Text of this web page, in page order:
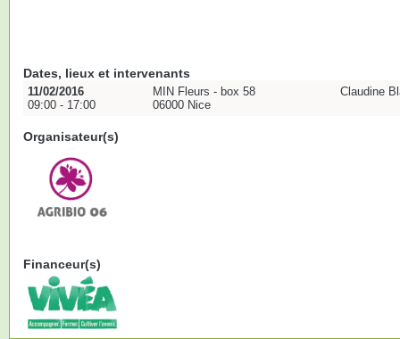
Dates, lieux et intervenants
11/02/2016
09:00 - 17:00
MIN Fleurs - box 58
06000 Nice
Claudine
Organisateur(s)
Financeur(s)